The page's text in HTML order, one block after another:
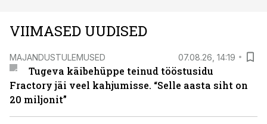
VIIMASED UUDISED
MAJANDUSTULEMUSED 07.08.26, 14:19
Tugeva käibehüppe teinud tööstusidu
Fractory jäi veel kahjumisse. “Selle aasta siht on
20 miljonit”